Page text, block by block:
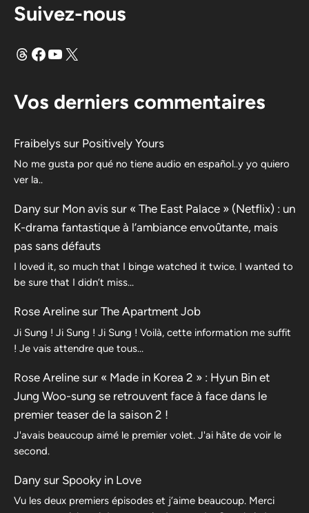
Suivez-nous
FilsFacebook
YouTube
X
Vos derniers commentaires
Fraibelys sur Positively Yours
No me gusta por qué no tiene audio en español..y yo quiero
ver la..
Dany sur Mon avis sur « The East Palace » (Netflix) : un
K-drama fantastique à l’ambiance envoûtante, mais
pas sans défauts
I loved it, so much that I binge watched it twice. I wanted to
be sure that I didn’t miss…
Rose Areline sur The Apartment Job
Ji Sung ! Ji Sung ! Ji Sung ! Voilà, cette information me suffit
! Je vais attendre que tous…
Rose Areline sur « Made in Korea 2 » : Hyun Bin et
Jung Woo-sung se retrouvent face à face dans le
premier teaser de la saison 2 !
J'avais beaucoup aimé le premier volet. J'ai hâte de voir le
second.
Dany sur Spooky in Love
Vu les deux premiers épisodes et j’aime beaucoup. Merci